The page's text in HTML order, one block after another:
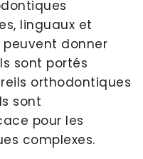
linguaux et
donner
sont portés
orthodontiques
sont
pour les
complexes.